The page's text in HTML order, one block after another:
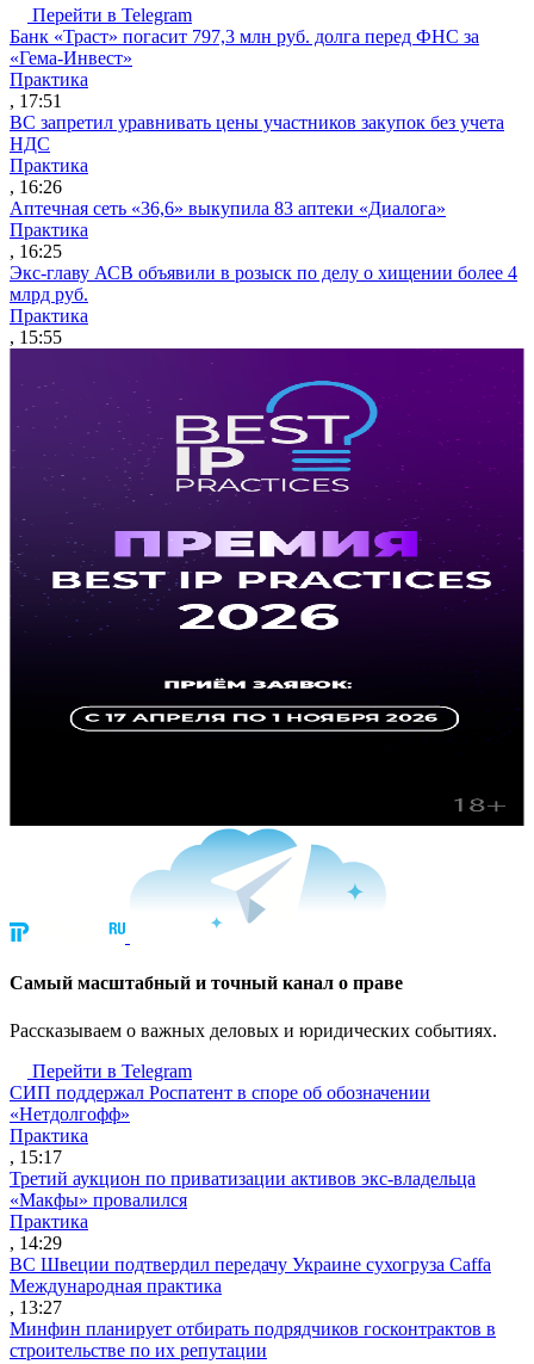
Перейти в Telegram
Банк «Траст» погасит 797,3 млн руб. долга перед ФНС за
«Гема-Инвест»
Практика
, 17:51
ВС запретил уравнивать цены участников закупок без учета
НДС
Практика
, 16:26
Аптечная сеть «36,6» выкупила 83 аптеки «Диалога»
Практика
, 16:25
Экс-главу АСВ объявили в розыск по делу о хищении более 4
млрд руб.
Практика
, 15:55
Cамый масштабный и точный канал о праве
Рассказываем о важных деловых и юридических событиях.
Перейти в Telegram
СИП поддержал Роспатент в споре об обозначении
«Нетдолгофф»
Практика
, 15:17
Третий аукцион по приватизации активов экс-владельца
«Макфы» провалился
Практика
, 14:29
ВС Швеции подтвердил передачу Украине сухогруза Caffa
Международная практика
, 13:27
Минфин планирует отбирать подрядчиков госконтрактов в
строительстве по их репутации